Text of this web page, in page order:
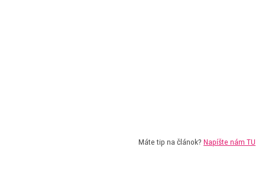
Máte tip na článok? Napíšte nám TU